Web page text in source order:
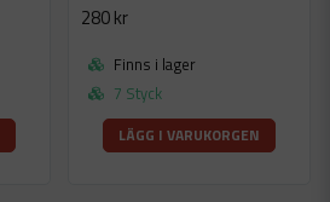
280 kr
Finns i lager
7 Styck
LÄGG I VARUKORGEN